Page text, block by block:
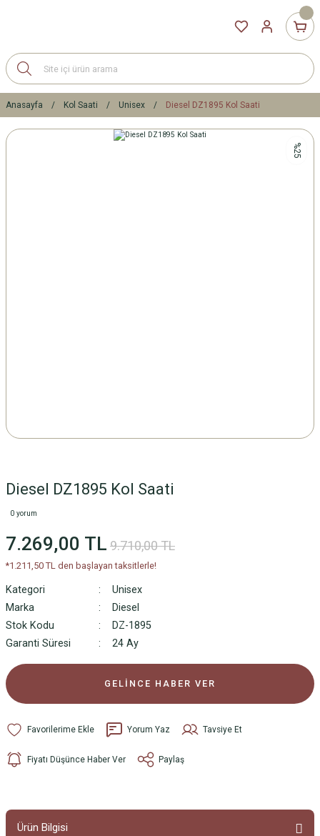
Anasayfa Kol Saati Unisex Diesel DZ1895 Kol Saati
%25
Diesel DZ1895 Kol Saati
0 yorum
7.269,00 TL 9.710,00 TL
*1.211,50 TL den başlayan taksitlerle!
Kategori
Unisex
Marka
Diesel
Stok Kodu
DZ-1895
Garanti Süresi
24 Ay
GELİNCE HABER VER
Yorum Yaz Tavsiye Et
Fiyatı Düşünce Haber Ver Paylaş
Ürün Bilgisi